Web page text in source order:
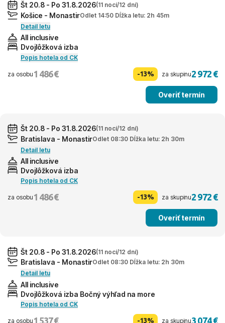
Št 20.8 - Po 31.8.2026(11 nocí/12 dní)
Košice - MonastirOdlet 14:50 Dĺžka letu: 2h 45m
Detail letu
All inclusive
Dvojlôžková izba
Popis hotela od CK
za osobu 1 486 € -13% za skupinu2 972 €
Overiť termín
Št 20.8 - Po 31.8.2026(11 nocí/12 dní)
Bratislava - MonastirOdlet 08:30 Dĺžka letu: 2h 30m
Detail letu
All inclusive
Dvojlôžková izba
Popis hotela od CK
za osobu 1 486 € -13% za skupinu2 972 €
Overiť termín
Št 20.8 - Po 31.8.2026(11 nocí/12 dní)
Bratislava - MonastirOdlet 08:30 Dĺžka letu: 2h 30m
Detail letu
All inclusive
Dvojlôžková izba Bočný výhľad na more
Popis hotela od CK
za osobu 1 537 € -13% za skupinu3 074 €